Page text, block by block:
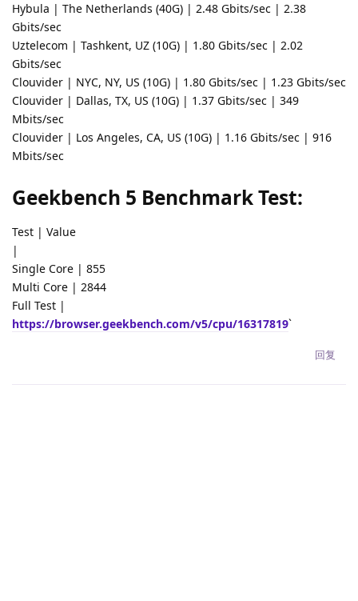
Hybula | The Netherlands (40G) | 2.48 Gbits/sec | 2.38
Gbits/sec
Uztelecom | Tashkent, UZ (10G) | 1.80 Gbits/sec | 2.02
Gbits/sec
Clouvider | NYC, NY, US (10G) | 1.80 Gbits/sec | 1.23 Gbits/sec
Clouvider | Dallas, TX, US (10G) | 1.37 Gbits/sec | 349
Mbits/sec
Clouvider | Los Angeles, CA, US (10G) | 1.16 Gbits/sec | 916
Mbits/sec
Geekbench 5 Benchmark Test:
Test | Value
|
Single Core | 855
Multi Core | 2844
Full Test |
https://browser.geekbench.com/v5/cpu/16317819`
回复